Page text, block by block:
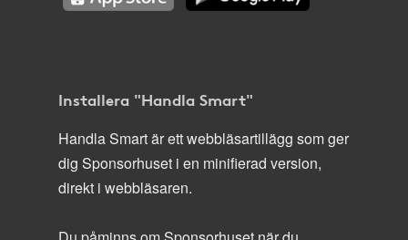
Installera "Handla Smart"
Handla Smart är ett webbläsartillägg som ger
dig Sponsorhuset i en minifierad version,
direkt i webbläsaren.